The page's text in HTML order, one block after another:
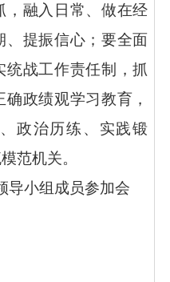
，融入日常、做在经
、提振信心；要全面
战工作责任制，抓
政绩观学习教育，
政治历练、实践锻
范机关。
导小组成员参加会